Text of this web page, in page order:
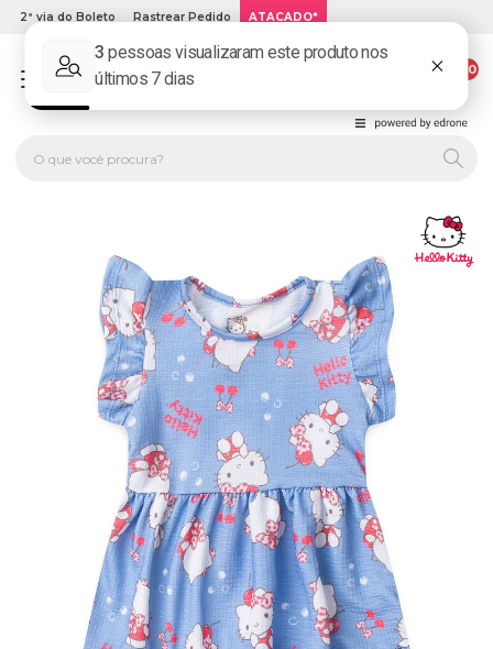
2ª via do Boleto Rastrear Pedido ATACADO*
00